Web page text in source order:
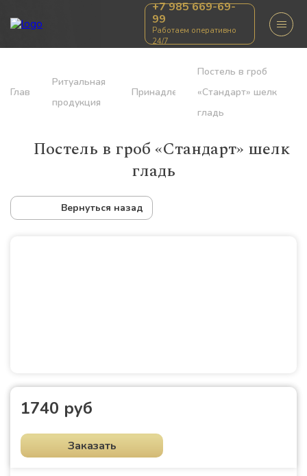
+7 985 669-69-
99
Работаем оперативно
24/7
Главная
Ритуальная
продукция
Принадлежности
Постель в гроб
«Стандарт» шелк
гладь
Постель в гроб «Стандарт» шелк
гладь
Вернуться назад
1740 руб
Заказать